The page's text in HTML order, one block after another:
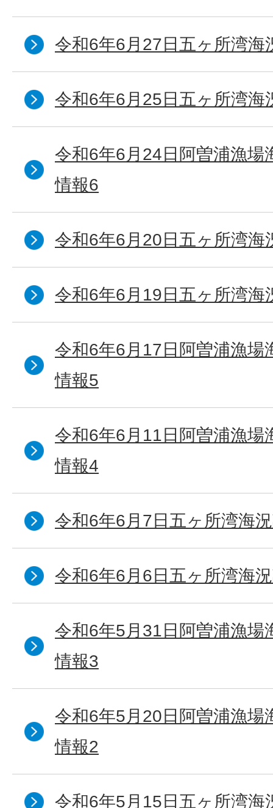
令和6年6月27日五ヶ所湾海
令和6年6月25日五ヶ所湾海
令和6年6月24日阿曽浦漁場
情報6
令和6年6月20日五ヶ所湾海
令和6年6月19日五ヶ所湾海
令和6年6月17日阿曽浦漁場
情報5
令和6年6月11日阿曽浦漁場
情報4
令和6年6月7日五ヶ所湾海
令和6年6月6日五ヶ所湾海
令和6年5月31日阿曽浦漁場
情報3
令和6年5月20日阿曽浦漁場
情報2
令和6年5月15日五ヶ所湾海